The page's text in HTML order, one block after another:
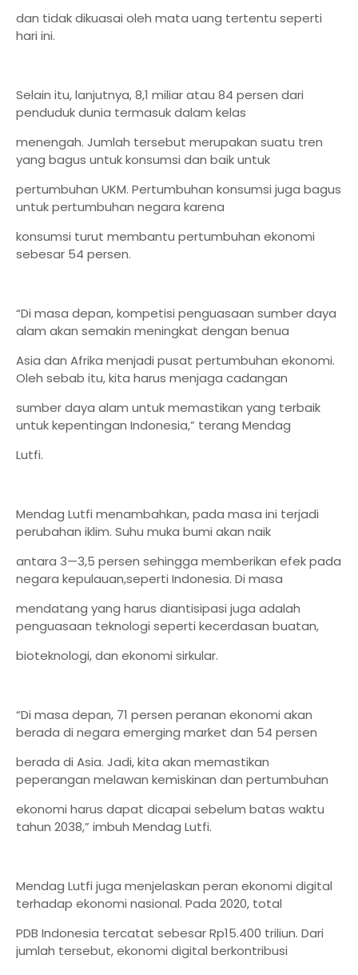
dan tidak dikuasai oleh mata uang tertentu seperti
hari ini.
Selain itu, lanjutnya, 8,1 miliar atau 84 persen dari
penduduk dunia termasuk dalam kelas
menengah. Jumlah tersebut merupakan suatu tren
yang bagus untuk konsumsi dan baik untuk
pertumbuhan UKM. Pertumbuhan konsumsi juga bagus
untuk pertumbuhan negara karena
konsumsi turut membantu pertumbuhan ekonomi
sebesar 54 persen.
“Di masa depan, kompetisi penguasaan sumber daya
alam akan semakin meningkat dengan benua
Asia dan Afrika menjadi pusat pertumbuhan ekonomi.
Oleh sebab itu, kita harus menjaga cadangan
sumber daya alam untuk memastikan yang terbaik
untuk kepentingan Indonesia,” terang Mendag
Lutfi.
Mendag Lutfi menambahkan, pada masa ini terjadi
perubahan iklim. Suhu muka bumi akan naik
antara 3—3,5 persen sehingga memberikan efek pada
negara kepulauan,seperti Indonesia. Di masa
mendatang yang harus diantisipasi juga adalah
penguasaan teknologi seperti kecerdasan buatan,
bioteknologi, dan ekonomi sirkular.
“Di masa depan, 71 persen peranan ekonomi akan
berada di negara emerging market dan 54 persen
berada di Asia. Jadi, kita akan memastikan
peperangan melawan kemiskinan dan pertumbuhan
ekonomi harus dapat dicapai sebelum batas waktu
tahun 2038,” imbuh Mendag Lutfi.
Mendag Lutfi juga menjelaskan peran ekonomi digital
terhadap ekonomi nasional. Pada 2020, total
PDB Indonesia tercatat sebesar Rp15.400 triliun. Dari
jumlah tersebut, ekonomi digital berkontribusi